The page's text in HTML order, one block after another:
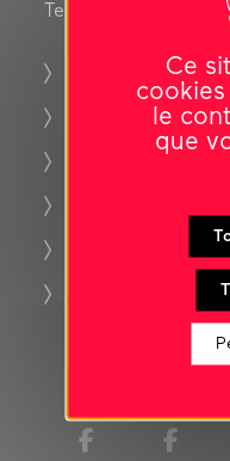
Tel. : 02 43 09 21 52
les partenaires
espace presse
archives du centre
Ce
le
que